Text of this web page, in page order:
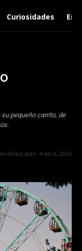
Curiosidades
pequeño carrito, de
date: 4 abril, 2026